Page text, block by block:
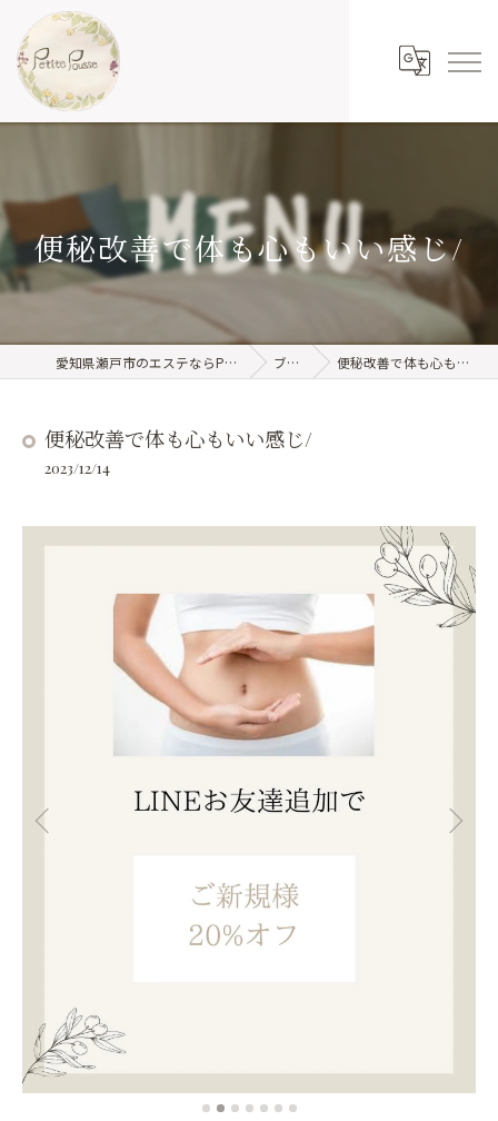
便秘改善で体も心もいい感じ/
愛知県瀬戸市のエステならPetitePousse ブログ 便秘改善で体も心もいい感じ/
便秘改善で体も心もいい感じ/
2023/12/14